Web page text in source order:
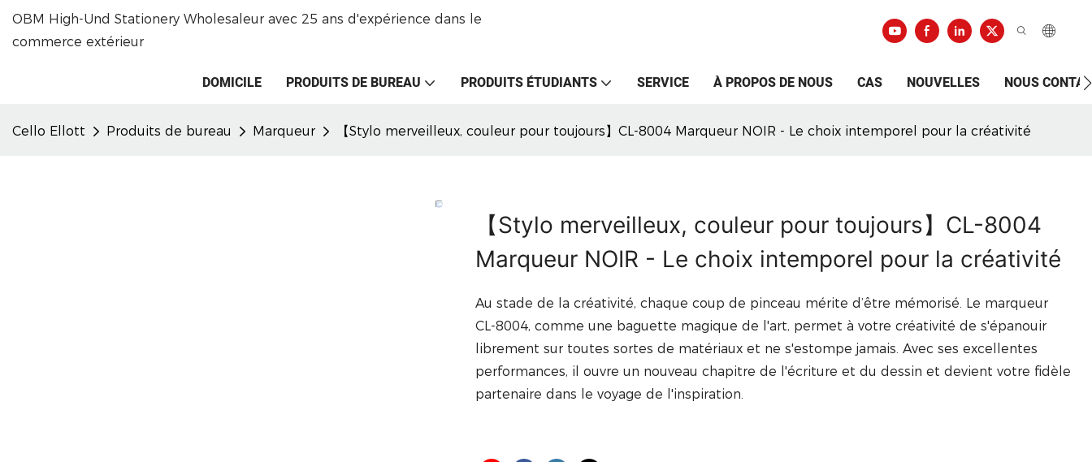
OBM High-Und Stationery Wholesaleur avec 25 ans d'expérience dans le
commerce extérieur
DOMICILE PRODUITS DE BUREAU PRODUITS ÉTUDIANTS SERVICE À PROPOS DE NOUS CAS NOUVELLES NOUS
Cello Ellott Produits de bureau Marqueur 【Stylo merveilleux, couleur pour toujours】CL-8004 Marqueur NOIR - Le choix intemporel pour la créativité
【Stylo merveilleux, couleur pour toujours】CL-8004
Marqueur NOIR - Le choix intemporel pour la créativité
Au stade de la créativité, chaque coup de pinceau mérite d’être mémorisé. Le marqueur
CL-8004, comme une baguette magique de l'art, permet à votre créativité de s'épanouir
librement sur toutes sortes de matériaux et ne s'estompe jamais. Avec ses excellentes
performances, il ouvre un nouveau chapitre de l'écriture et du dessin et devient votre fidèle
partenaire dans le voyage de l'inspiration.